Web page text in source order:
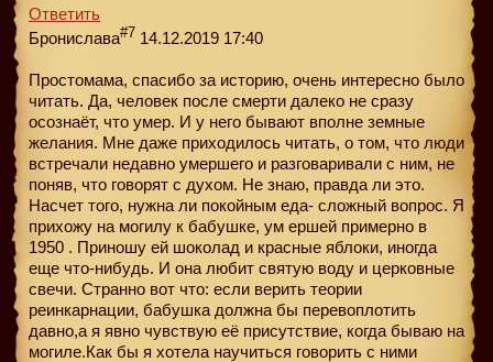
Ответить
Бронислава#7 14.12.2019 17:40
Простомама, спасибо за историю, очень интересно было
читать. Да, человек после смерти далеко не сразу
осознаёт, что умер. И у него бывают вполне земные
желания. Мне даже приходилось читать, о том, что люди
встречали недавно умершего и разговаривали с ним, не
поняв, что говорят с духом. Не знаю, правда ли это.
Насчет того, нужна ли покойным еда- сложный вопрос. Я
прихожу на могилу к бабушке, ум ершей примерно в
1950 . Приношу ей шоколад и красные яблоки, иногда
еще что-нибудь. И она любит святую воду и церковные
свечи. Странно вот что: если верить теории
реинкарнации, бабушка должна бы перевоплотить
давно,а я явно чувствую её присутствие, когда бываю на
могиле.Как бы я хотела научиться говорить с ними